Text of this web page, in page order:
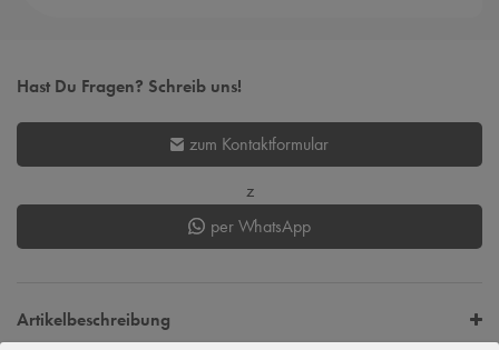
Hast Du Fragen? Schreib uns!
zum Kontaktformular
z
per WhatsApp
Artikelbeschreibung